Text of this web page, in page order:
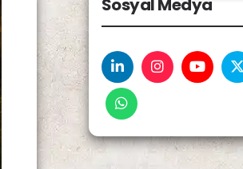
Sosyal Medya